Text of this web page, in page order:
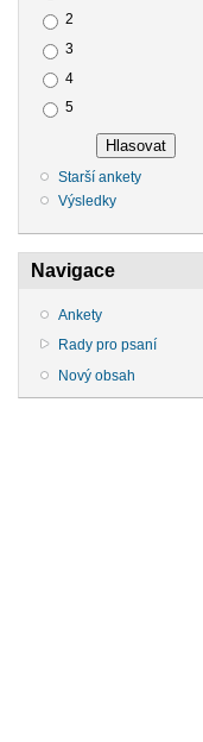
2
3
4
5
Starší ankety
Výsledky
Navigace
Ankety
Rady pro psaní
Nový obsah